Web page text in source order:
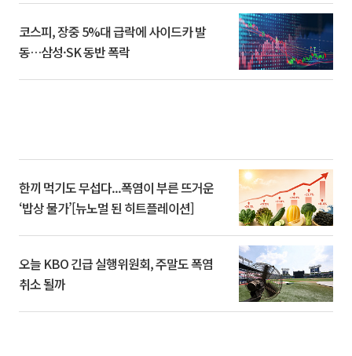
코스피, 장중 5%대 급락에 사이드카 발
동…삼성·SK 동반 폭락
한끼 먹기도 무섭다...폭염이 부른 뜨거운
‘밥상 물가’[뉴노멀 된 히트플레이션]
오늘 KBO 긴급 실행위원회, 주말도 폭염
취소 될까